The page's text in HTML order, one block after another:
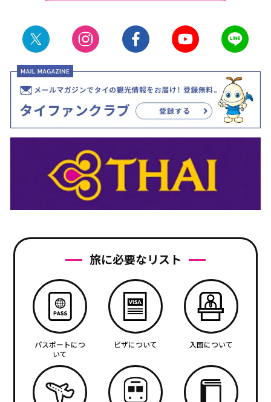
旅に必要なリスト
パスポートにつ
いて
ビザについて 入国について